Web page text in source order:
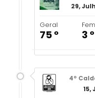
29,
Geral
75 º 3 º
4º
15,